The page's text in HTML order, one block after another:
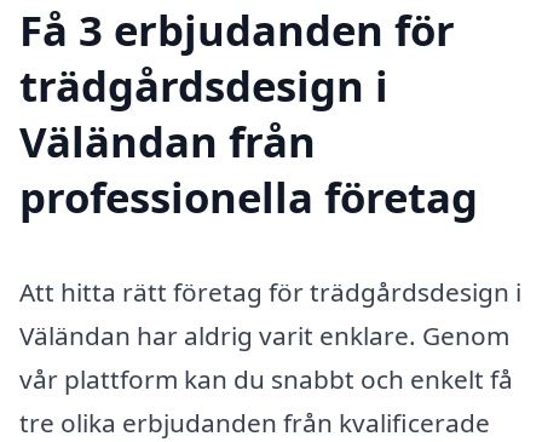
Få 3 erbjudanden för
trädgårdsdesign i
Väländan från
professionella företag
Att hitta rätt företag för trädgårdsdesign i
Väländan har aldrig varit enklare. Genom
vår plattform kan du snabbt och enkelt få
tre olika erbjudanden från kvalificerade